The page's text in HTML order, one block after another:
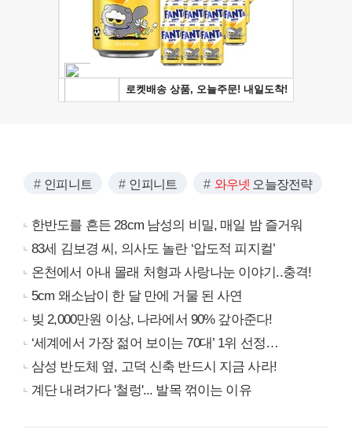
인피니트 인피니트 와우넷 오늘장전략
한반도를 흔든 28cm 남성의 비밀, 매일 밤 즐거워
83세 김보경 씨, 의사도 놀란 ‘압도적 피지컬’
온천에서 아내 몰래 처형과 사랑나눈 이야기..충격!
5cm 왜소남이 한 달 만에 거물 된 사연
빚 2,000만원 이상, 나라에서 90% 갚아준다!
‘세계에서 가장 젊어 보이는 70대’ 1위 선정…
삼성 반도체 옆, 고덕 신축 반드시 지금 사라!
계단 내려가다 '철렁'... 발목 꺾이는 이유